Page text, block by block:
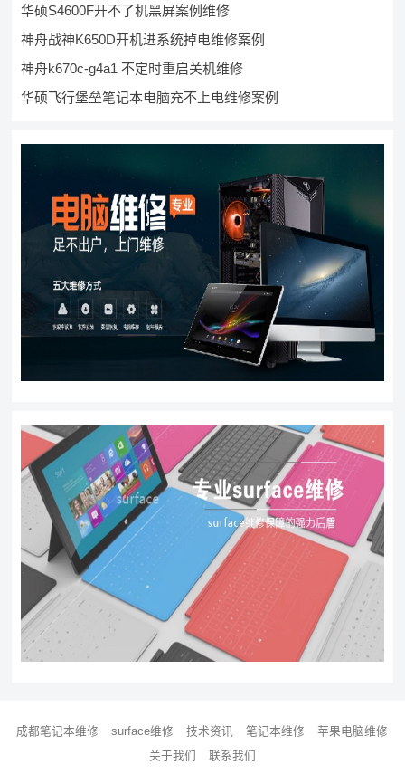
华硕S4600F开不了机黑屏案例维修
神舟战神K650D开机进系统掉电维修案例
神舟k670c-g4a1 不定时重启关机维修
华硕飞行堡垒笔记本电脑充不上电维修案例
成都笔记本维修 surface维修 技术资讯 笔记本维修
苹果电脑维修
关于我们
联系我们